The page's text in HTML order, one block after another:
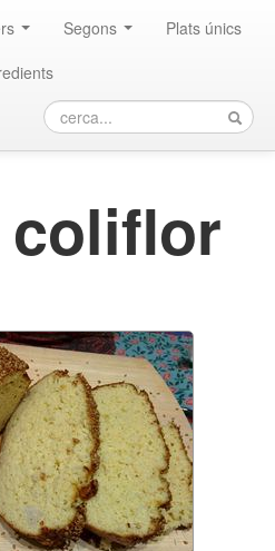
Segons
Plats únics
coliflor